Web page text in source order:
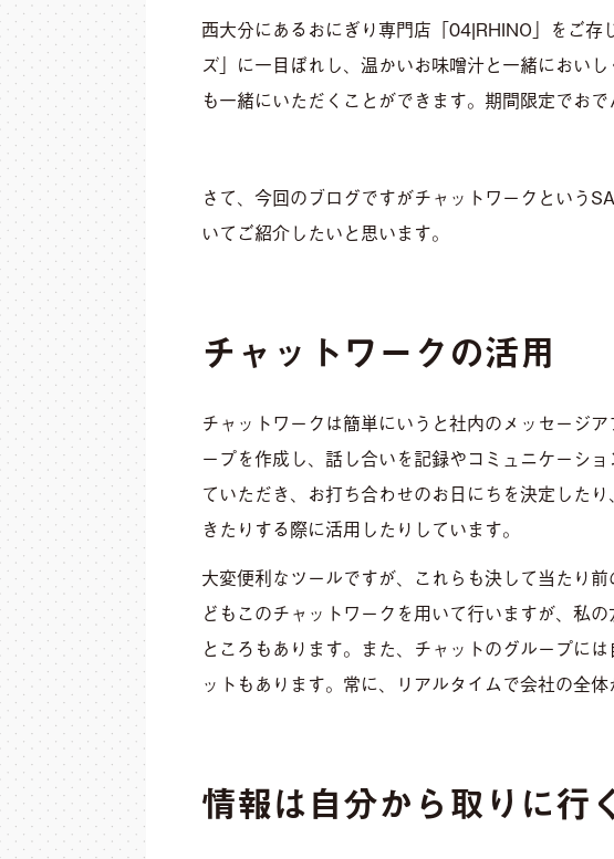
西大分にあるおにぎり専門店「04|RHINO」をご存
ズ」に一目ぼれし、温かいお味噌汁と一緒におい
も一緒にいただくことができます。期間限定でお
さて、今回のブログですがチャットワークという
いてご紹介したいと思います。
チャットワークの活用
チャットワークは簡単にいうと社内のメッセージ
ープを作成し、話し合いを記録やコミュニケーシ
ていただき、お打ち合わせのお日にちを決定した
きたりする際に活用したりしています。
大変便利なツールですが、これらも決して当たり
どもこのチャットワークを用いて行いますが、私
ところもあります。また、チャットのグループに
ットもあります。常に、リアルタイムで会社の全体
情報は自分から取りに行